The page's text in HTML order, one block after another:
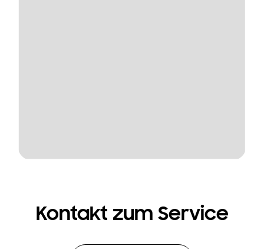
Kontakt zum Service